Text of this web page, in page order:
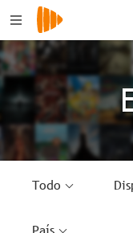
Todo